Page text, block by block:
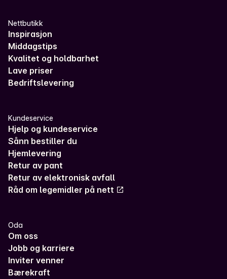
Nettbutikk
Inspirasjon
Middagstips
Kvalitet og holdbarhet
Lave priser
Bedriftslevering
Kundeservice
Hjelp og kundeservice
Sånn bestiller du
Hjemlevering
Retur av pant
Retur av elektronisk avfall
Råd om legemidler på nett
Oda
Om oss
Jobb og karriere
Inviter venner
Bærekraft